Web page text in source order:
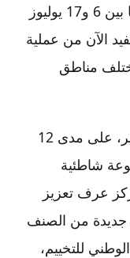
المرحلة التخييمية الأولى التي تمتد ما بين 6 و17 يوليوز
يستفيد الآن من عملية
من مختلف مناطق
وحسب مدير المركز يعرف هذا الأخير، على مدى 12
شاطئية
عرف تعزيز
جديدة من الصنف
للتخييم،